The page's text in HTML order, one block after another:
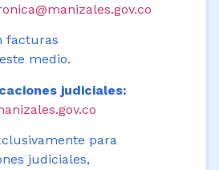
facturas
medio.
judiciales:
para
judiciales,